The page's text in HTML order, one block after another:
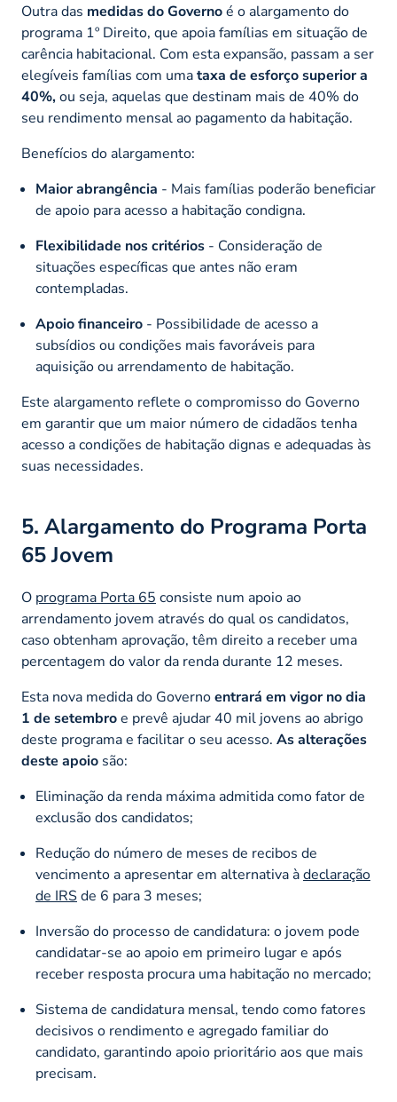
Outra das medidas do Governoé o alargamento do
programa 1º Direito, que apoia famílias em situação de
carência habitacional. Com esta expansão, passam a ser
elegíveis famílias com umataxa de esforço superior a
40%,ou seja, aquelas que destinam mais de 40% do
seu rendimento mensal ao pagamento da habitação.​
Benefícios do alargamento:
Maior abrangência - Mais famílias poderão beneficiar
de apoio para acesso a habitação condigna.​
Flexibilidade nos critérios - Consideração de
situações específicas que antes não eram
contempladas.​
Apoio financeiro - Possibilidade de acesso a
subsídios ou condições mais favoráveis para
aquisição ou arrendamento de habitação.​
Este alargamento reflete o compromisso do Governo
em garantir que um maior número de cidadãos tenha
acesso a condições de habitação dignas e adequadas às
suas necessidades.
5. Alargamento do Programa Porta
65 Jovem
O programa Porta 65 consiste num apoio ao
arrendamento jovem através do qual os candidatos,
caso obtenham aprovação, têm direito a receber uma
percentagem do valor da renda durante 12 meses.
Esta nova medida do Governoentrará em vigor no dia
1 de setembroe prevê ajudar 40 mil jovens ao abrigo
deste programa e facilitar o seu acesso. As alterações
deste apoio são:
Eliminação da renda máxima admitida como fator de
exclusão dos candidatos;
Redução do número de meses de recibos de
vencimento a apresentar em alternativa àdeclaração
de IRSde 6 para 3 meses;
Inversão do processo de candidatura: o jovem pode
candidatar-se ao apoio em primeiro lugar e após
receber resposta procura uma habitação no mercado;
Sistema de candidatura mensal, tendo como fatores
decisivos o rendimento e agregado familiar do
candidato, garantindo apoio prioritário aos que mais
precisam.